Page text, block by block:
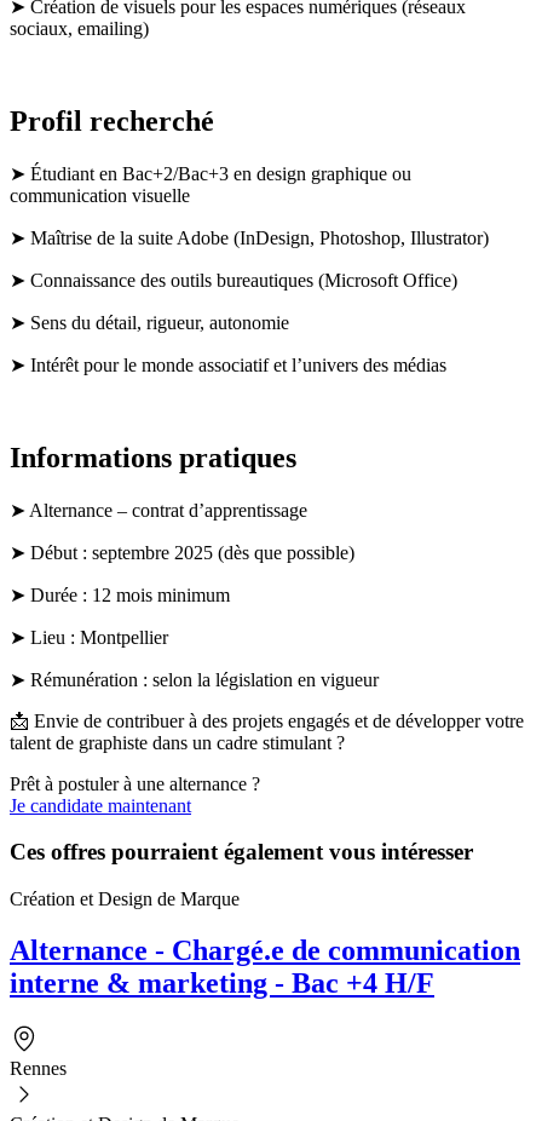
➤ Création de visuels pour les espaces numériques (réseaux
sociaux, emailing)
Profil recherché
➤ Étudiant en Bac+2/Bac+3 en design graphique ou
communication visuelle
➤ Maîtrise de la suite Adobe (InDesign, Photoshop, Illustrator)
➤ Connaissance des outils bureautiques (Microsoft Office)
➤ Sens du détail, rigueur, autonomie
➤ Intérêt pour le monde associatif et l’univers des médias
Informations pratiques
➤ Alternance – contrat d’apprentissage
➤ Début : septembre 2025 (dès que possible)
➤ Durée : 12 mois minimum
➤ Lieu : Montpellier
➤ Rémunération : selon la législation en vigueur
📩 Envie de contribuer à des projets engagés et de développer votre
talent de graphiste dans un cadre stimulant ?
Prêt à postuler à une alternance ?
Je candidate maintenant
Ces offres pourraient également vous intéresser
Création et Design de Marque
Alternance - Chargé.e de communication
interne & marketing - Bac +4 H/F
Rennes